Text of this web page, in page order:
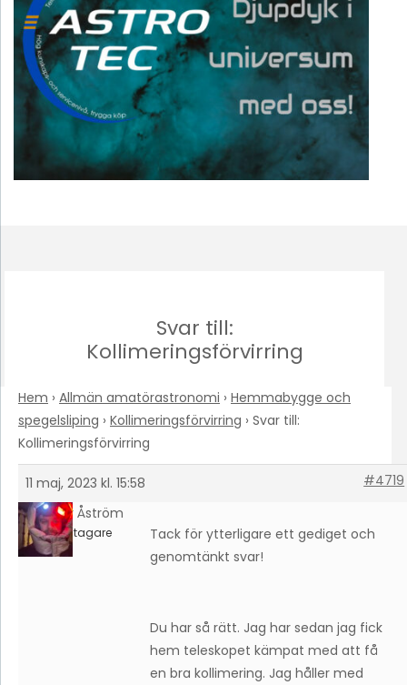
Svar till:
Kollimeringsförvirring
Hem › Allmän amatörastronomi › Hemmabygge och
spegelsliping › Kollimeringsförvirring › Svar till:
Kollimeringsförvirring
11 maj, 2023 kl. 15:58
#4719
Petter Åström
Deltagare
Tack för ytterligare ett gediget och
genomtänkt svar!
Du har så rätt. Jag har sedan jag fick
hem teleskopet kämpat med att få
en bra kollimering. Jag håller med